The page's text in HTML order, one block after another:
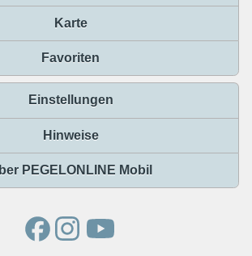
Karte
Favoriten
Einstellungen
Hinweise
PEGELONLINE Mobil